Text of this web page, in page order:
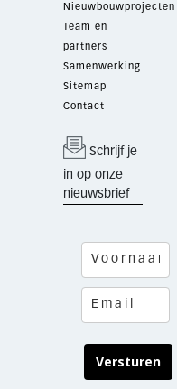
Nieuwbouwprojecten
Team en
partners
Samenwerking
Sitemap
Contact
Schrijf je
in op onze
nieuwsbrief
Versturen